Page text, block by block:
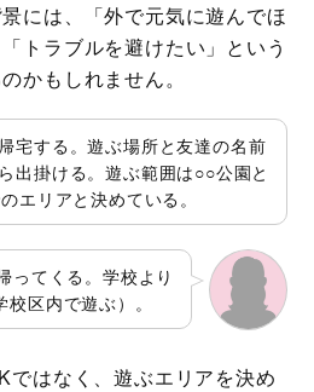
には、「外で元気に遊んでほ
トラブルを避けたい」という
かもしれません。
宅する。遊ぶ場所と友達の名前
出掛ける。遊ぶ範囲は○○公園と
エリアと決めている。
ってくる。学校より
区内で遊ぶ）。
ではなく、遊ぶエリアを決め